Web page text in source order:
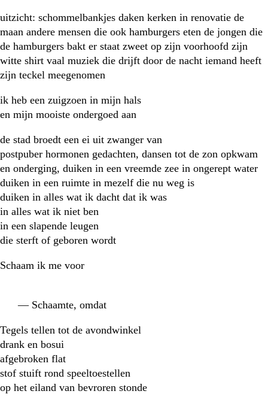
uitzicht: schommelbankjes daken kerken in renovatie de
maan andere mensen die ook hamburgers eten de jongen die
de hamburgers bakt er staat zweet op zijn voorhoofd zijn
witte shirt vaal muziek die drijft door de nacht iemand heeft
zijn teckel meegenomen
ik heb een zuigzoen in mijn hals
en mijn mooiste ondergoed aan
de stad broedt een ei uit zwanger van
postpuber hormonen gedachten, dansen tot de zon opkwam
en onderging, duiken in een vreemde zee in ongerept water
duiken in een ruimte in mezelf die nu weg is
duiken in alles wat ik dacht dat ik was
in alles wat ik niet ben
in een slapende leugen
die sterft of geboren wordt
Schaam ik me voor
— Schaamte, omdat
Tegels tellen tot de avondwinkel
drank en bosui
afgebroken flat
stof stuift rond speeltoestellen
op het eiland van bevroren stonde